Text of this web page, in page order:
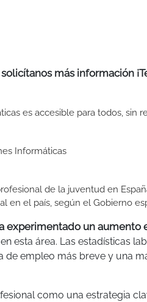
más información
es accesible para todos, sin
Informáticas
de la juventud en
en el país, según el Gobierno
experimentado un aumento
esta área. Las estadísticas
de empleo más breve y una
como una estrategia